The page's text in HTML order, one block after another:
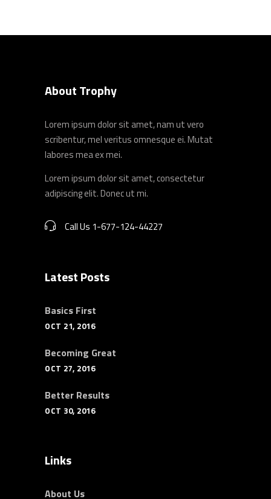
About Trophy
Lorem ipsum dolor sit amet, nam ut vero
scribentur, mel veritus omnesque ei. Mutat
labores mea ex mei.
Lorem ipsum dolor sit amet, consectetur
adipiscing elit. Donec ut mi.
Call Us 1-677-124-44227
Latest Posts
Basics First
OCT 21, 2016
Becoming Great
OCT 27, 2016
Better Results
OCT 30, 2016
Links
About Us